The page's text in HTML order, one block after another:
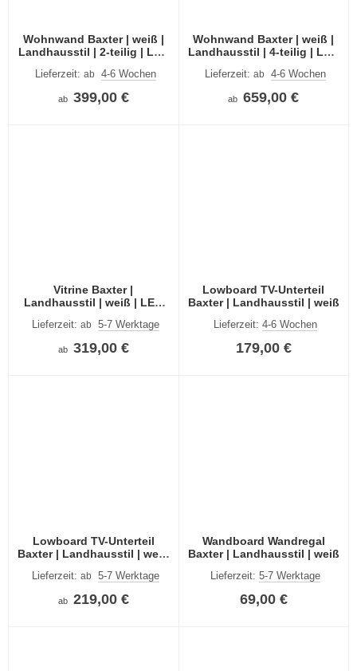
Wohnwand Baxter | weiß |
Landhausstil | 2-teilig | LED
Lieferzeit: ab 4-6 Wochen
ab 399,00 €
Wohnwand Baxter | weiß |
Landhausstil | 4-teilig | LED
Lieferzeit:ab 4-6 Wochen
ab 659,00 €
Vitrine Baxter |
Landhausstil | weiß | LED
Lieferzeit: ab 5-7 Werktage
ab 319,00 €
Lowboard TV-Unterteil
Baxter | Landhausstil | weiß
Lieferzeit:4-6 Wochen
179,00 €
Lowboard TV-Unterteil
Baxter | Landhausstil | weiß
Lieferzeit: ab 5-7 Werktage
ab 219,00 €
Wandboard Wandregal
Baxter | Landhausstil | weiß
Lieferzeit:5-7 Werktage
69,00 €